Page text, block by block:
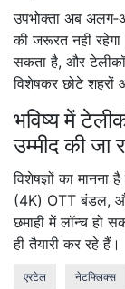
उपभोक्ता अब
की जरूरत नहीं
सकता है, और
विशेषकर छोटे शहरों
भविष्य में
उम्मीद की जा
विशेषज्ञों का मानना
(4K) OTT बंडल,
छमाही में लॉन्च हो
ही तैयारी कर रहे हैं।
एरटेल नेटफ्लिक्स